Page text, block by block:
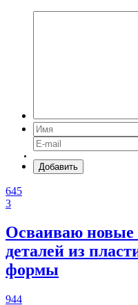
Добавить
645
3
Осваиваю новые
деталей из
формы
944